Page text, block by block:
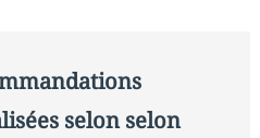
selon selon